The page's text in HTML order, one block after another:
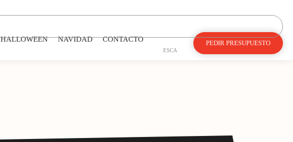
ESCA
PEDIR PRESUPUESTO
HALLOWEEN NAVIDAD CONTACTO